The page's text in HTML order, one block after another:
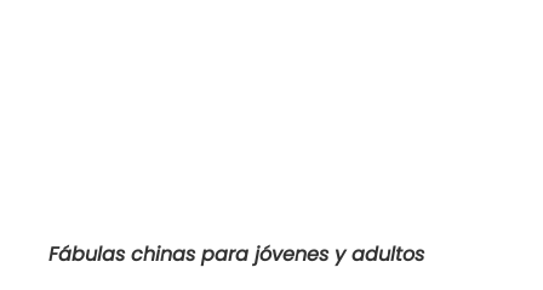
Fábulas chinas para jóvenes y adultos